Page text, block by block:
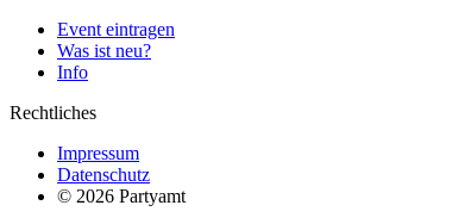
Event eintragen
Was ist neu?
Info
Rechtliches
Impressum
Datenschutz
© 2026 Partyamt